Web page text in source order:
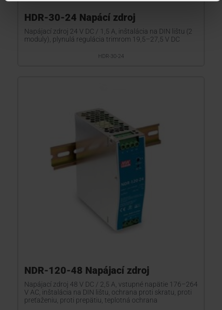
HDR-30-24 Napácí zdroj
Napájací zdroj 24 V DC / 1,5 A, inštalácia na DIN lištu (2
moduly), plynulá regulácia trimrom 19,5–27,5 V DC
HDR-30-24
NDR-120-48 Napájací zdroj
Napájací zdroj 48 V DC / 2,5 A, vstupné napätie 176–264
V AC, inštalácia na DIN lištu, ochrana proti skratu, proti
preťaženiu, proti prepätiu, teplotná ochrana